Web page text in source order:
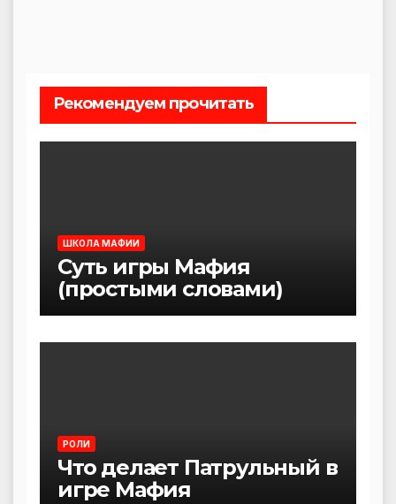
Рекомендуем прочитать
ШКОЛА МАФИИ
Суть игры Мафия
(простыми словами)
РОЛИ
Что делает Патрульный в
игре Мафия